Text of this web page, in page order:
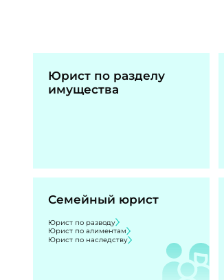
Юрист по разделу
имущества
Семейный юрист
Юрист по разводу
Юрист по алиментам
Юрист по наследству